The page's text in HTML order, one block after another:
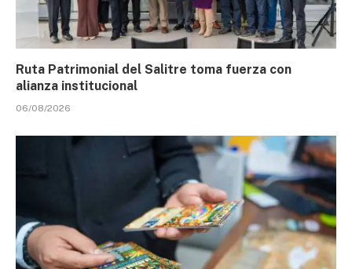
Ruta Patrimonial del Salitre toma fuerza con
alianza institucional
06/08/2026